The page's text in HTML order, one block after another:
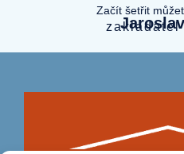
Začít šetřit
zakladatel